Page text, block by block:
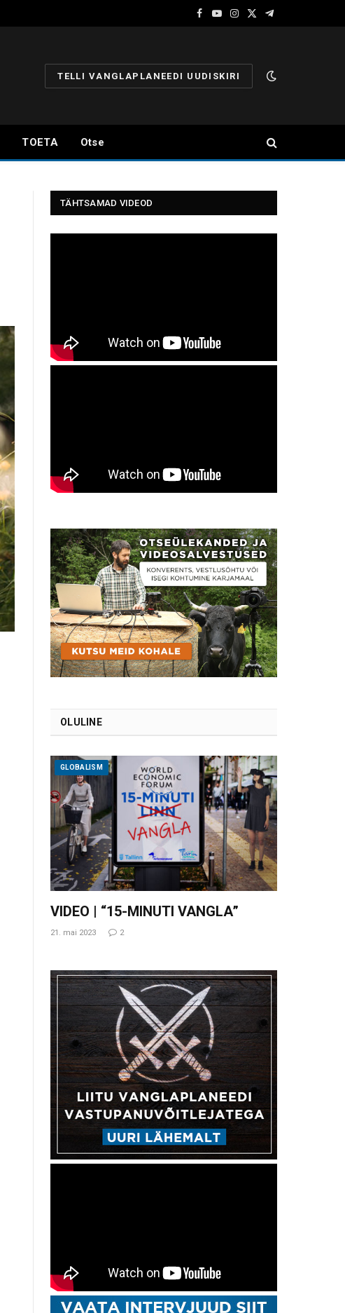
Facebook
YouTube
Instagram
X
Telegram
TELLI VANGLAPLANEEDI UUDISKIRI
TOETA Otse
TÄHTSAMAD VIDEOD
OLULINE
GLOBALISM
VIDEO | “15-MINUTI VANGLA”
21. mai 2023 2